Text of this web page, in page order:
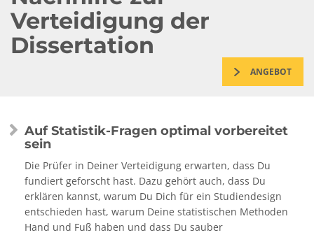
Verteidigung der
Dissertation
ANGEBOT
Auf Statistik-Fragen optimal vorbereitet
sein
Die Prüfer in Deiner Verteidigung erwarten, dass Du
fundiert geforscht hast. Dazu gehört auch, dass Du
erklären kannst, warum Du Dich für ein Studiendesign
entschieden hast, warum Deine statistischen Methoden
Hand und Fuß haben und dass Du sauber